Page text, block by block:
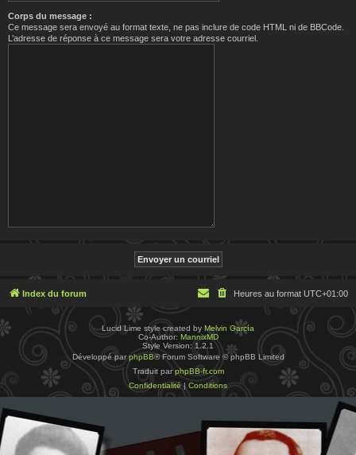
Corps du message :
Ce message sera envoyé au format texte, ne pas inclure de code HTML ni de BBCode.
L’adresse de réponse à ce message sera votre adresse courriel.
Index du forum Heures au format UTC+01:00
Lucid Lime style created by Melvin García
Co-Author: MannixMD
Style Version: 1.2.1
Développé parphpBB® Forum Software © phpBB Limited
Traduit parphpBB-fr.com
Confidentialité| Conditions